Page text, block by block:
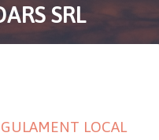
SRL
LOCAL